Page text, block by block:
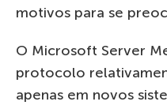
motivos para se
O Microsoft Server
protocolo
apenas em novos